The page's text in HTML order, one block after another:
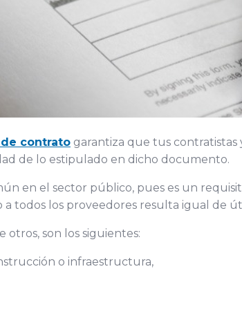
contrato garantiza que tus contratistas
de lo estipulado en dicho documento.
en el sector público, pues es un
a todos los proveedores resulta igual de
otros, son los siguientes:
o infraestructura,